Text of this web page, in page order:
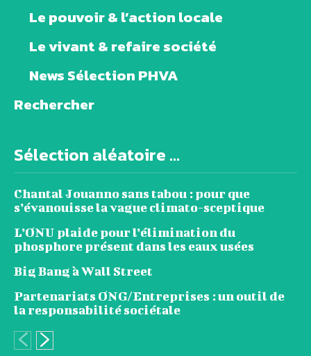
Le pouvoir & l’action locale
Le vivant & refaire société
News Sélection PHVA
Rechercher
Sélection aléatoire ...
Chantal Jouanno sans tabou : pour que
s’évanouisse la vague climato-sceptique
L’ONU plaide pour l’élimination du
phosphore présent dans les eaux usées
Big Bang à Wall Street
Partenariats ONG/Entreprises : un outil de
la responsabilité sociétale